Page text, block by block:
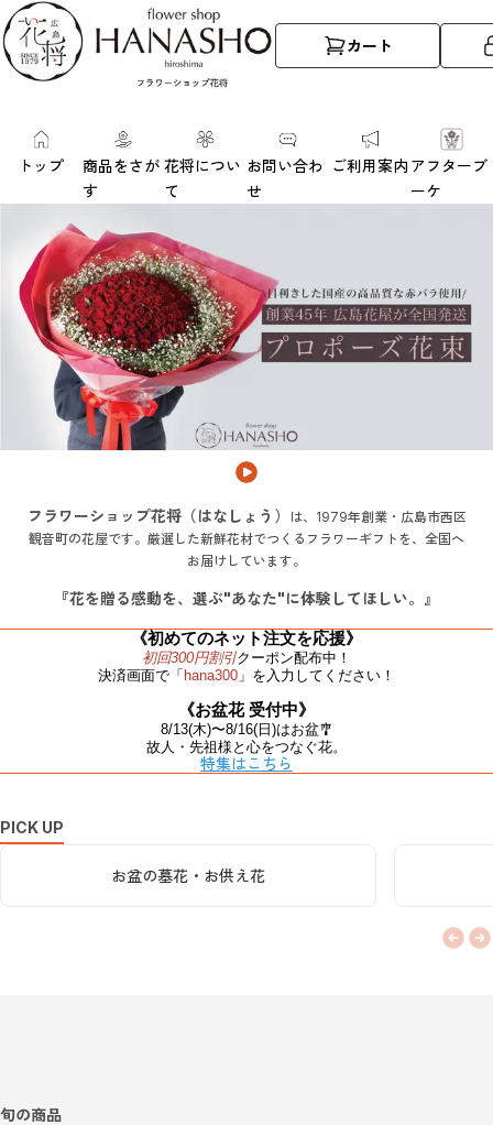
カート
トップ
商品をさが
す
花将につい
て
お問い合わ
せ
ご利用案内 アフターブ
ーケ
オ
ラ
イ
フラワーショップ花将（はなしょう）
は、1979年創業・広島市西区
観音町の花屋です。厳選した新鮮花材でつくるフラワーギフトを、全国へ
お届けしています。
『花を贈る感動を、 選ぶ"あなた"に体験してほしい。』
《初めてのネット注文を応援》
初回300円割引クーポン配布中！
決済画面で「 hana300 」を入力してください！
《お盆花 受付中》
8/13(木)〜8/16(日)はお盆🎐
故人・先祖様と心をつなぐ花。
特集はこちら
PICK UP
お盆の墓花・お供え花
旬の商品